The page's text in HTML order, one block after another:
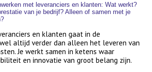
met leveranciers en klanten: Wat werkt?
van je bedrijf? Alleen of samen met je
en klanten gaat in de
altijd verder dan alleen het leveren van
Je werkt samen in ketens waar
en innovatie van groot belang zijn.